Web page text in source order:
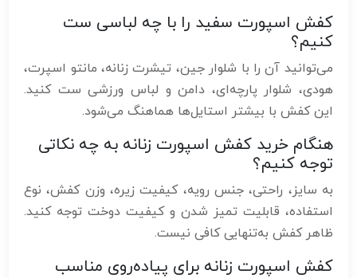
کفش اسپورت سفید را با چه لباسی ست
کنیم؟
می‌توانید آن را با شلوار جین، تیشرت زنانه، مانتو اسپرت،
هودی، شلوار پارچه‌ای، دامن و لباس ورزشی ست کنید.
این کفش با بیشتر استایل‌ها هماهنگ می‌شود.
هنگام خرید کفش اسپورت زنانه به چه نکاتی
توجه کنیم؟
به سایز، راحتی، جنس رویه، کیفیت زیره، وزن کفش، نوع
استفاده، قابلیت تمیز شدن و کیفیت دوخت توجه کنید.
ظاهر کفش به‌تنهایی کافی نیست.
کفش اسپورت زنانه برای پیاده‌روی مناسب